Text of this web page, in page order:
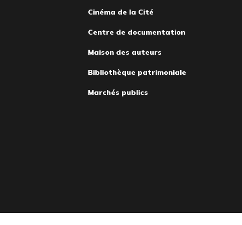
Cinéma de la Cité
Centre de documentation
Maison des auteurs
Bibliothèque patrimoniale
Marchés publics